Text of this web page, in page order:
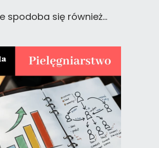
spodoba się również…